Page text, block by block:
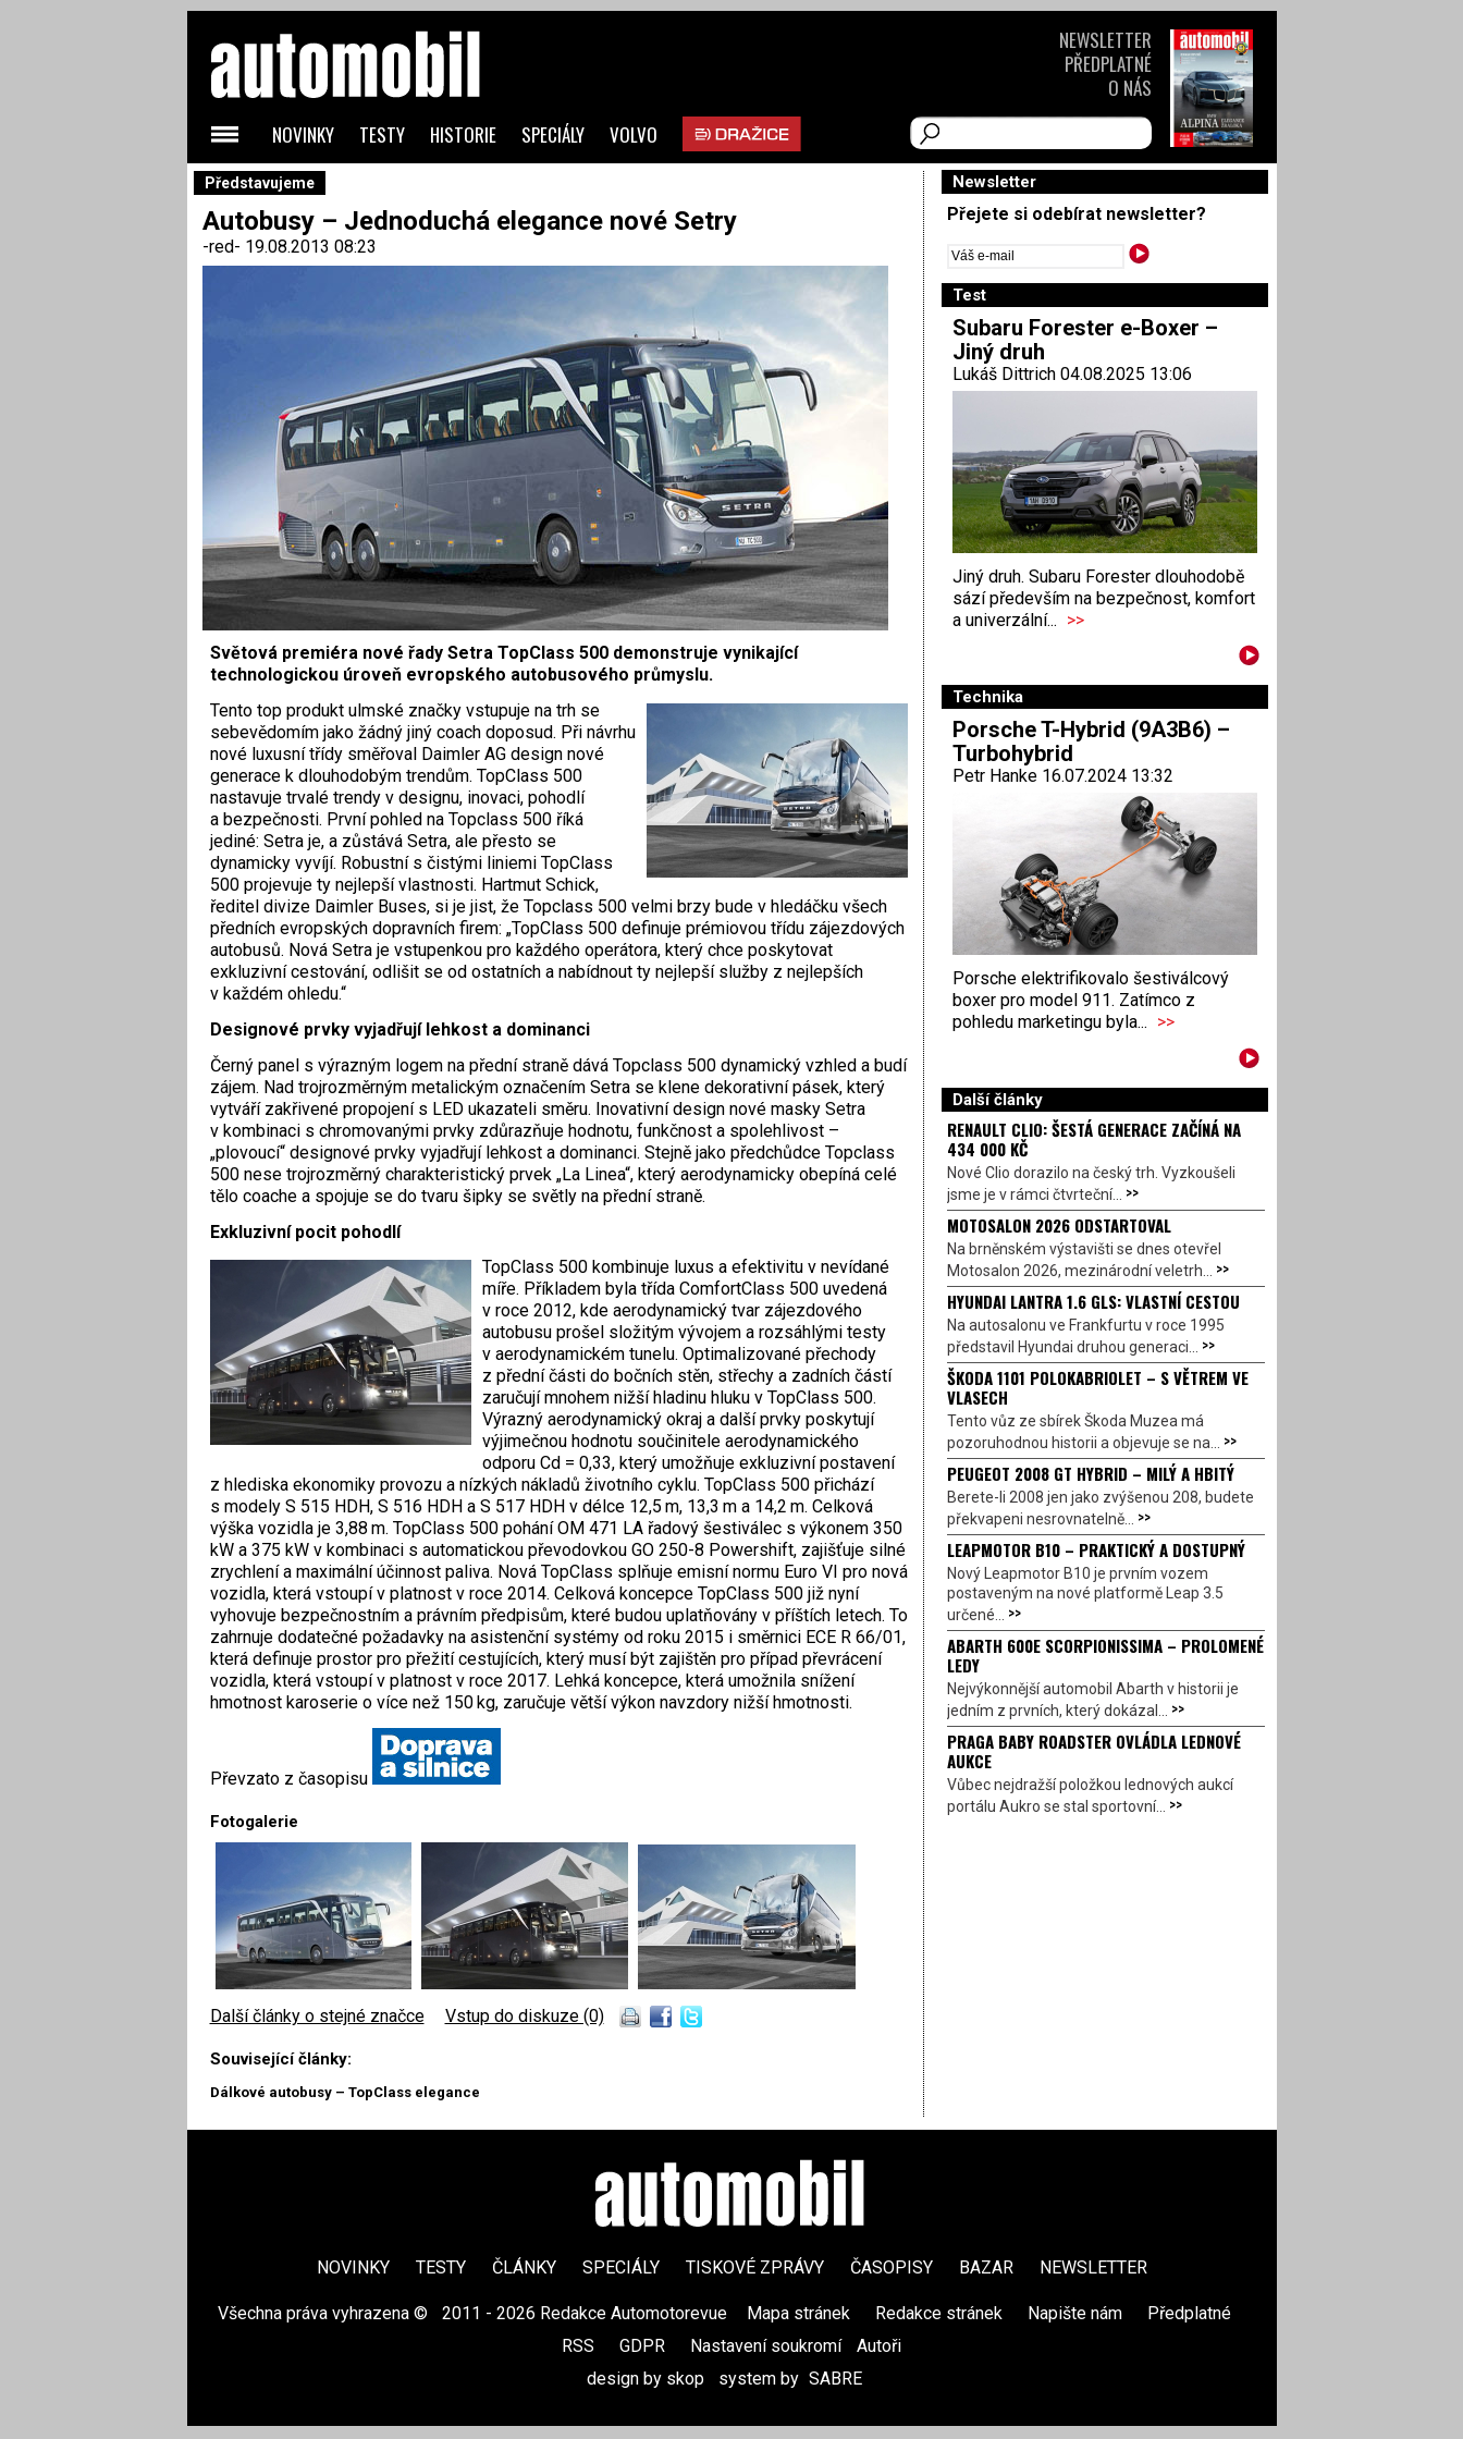
Představujeme
Autobusy – Jednoduchá elegance nové Setry
-red- 19.08.2013 08:23
Světová premiéra nové řady Setra TopClass 500 demonstruje vynikající
technologickou úroveň evropského autobusového průmyslu.
Tento top produkt ulmské značky vstupuje na trh se
sebevědomím jako žádný jiný coach doposud. Při návrhu
nové luxusní třídy směřoval Daimler AG design nové
generace k dlouhodobým trendům. TopClass 500
nastavuje trvalé trendy v designu, inovaci, pohodlí
a bezpečnosti. První pohled na Topclass 500 říká
jediné: Setra je, a zůstává Setra, ale přesto se
dynamicky vyvíjí. Robustní s čistými liniemi TopClass
500 projevuje ty nejlepší vlastnosti. Hartmut Schick,
ředitel divize Daimler Buses, si je jist, že Topclass 500 velmi brzy bude v hledáčku všech
předních evropských dopravních firem: „TopClass 500 definuje prémiovou třídu zájezdových
autobusů. Nová Setra je vstupenkou pro každého operátora, který chce poskytovat
exkluzivní cestování, odlišit se od ostatních a nabídnout ty nejlepší služby z nejlepších
v každém ohledu.“
Designové prvky vyjadřují lehkost a dominanci
Černý panel s výrazným logem na přední straně dává Topclass 500 dynamický vzhled a budí
zájem. Nad trojrozměrným metalickým označením Setra se klene dekorativní pásek, který
vytváří zakřivené propojení s LED ukazateli směru. Inovativní design nové masky Setra
v kombinaci s chromovanými prvky zdůrazňuje hodnotu, funkčnost a spolehlivost –
„plovoucí“ designové prvky vyjadřují lehkost a dominanci. Stejně jako předchůdce Topclass
500 nese trojrozměrný charakteristický prvek „La Linea“, který aerodynamicky obepíná celé
tělo coache a spojuje se do tvaru šipky se světly na přední straně.
Exkluzivní pocit pohodlí
TopClass 500 kombinuje luxus a efektivitu v nevídané
míře. Příkladem byla třída ComfortClass 500 uvedená
v roce 2012, kde aerodynamický tvar zájezdového
autobusu prošel složitým vývojem a rozsáhlými testy
v aerodynamickém tunelu. Optimalizované přechody
z přední části do bočních stěn, střechy a zadních částí
zaručují mnohem nižší hladinu hluku v TopClass 500.
Výrazný aerodynamický okraj a další prvky poskytují
výjimečnou hodnotu součinitele aerodynamického
odporu Cd = 0,33, který umožňuje exkluzivní postavení
z hlediska ekonomiky provozu a nízkých nákladů životního cyklu. TopClass 500 přichází
s modely S 515 HDH, S 516 HDH a S 517 HDH v délce 12,5 m, 13,3 m a 14,2 m. Celková
výška vozidla je 3,88 m. TopClass 500 pohání OM 471 LA řadový šestiválec s výkonem 350
kW a 375 kW v kombinaci s automatickou převodovkou GO 250-8 Powershift, zajišťuje silné
zrychlení a maximální účinnost paliva. Nová TopClass splňuje emisní normu Euro VI pro nová
vozidla, která vstoupí v platnost v roce 2014. Celková koncepce TopClass 500 již nyní
vyhovuje bezpečnostním a právním předpisům, které budou uplatňovány v příštích letech. To
zahrnuje dodatečné požadavky na asistenční systémy od roku 2015 i směrnici ECE R 66/01,
která definuje prostor pro přežití cestujících, který musí být zajištěn pro případ převrácení
vozidla, která vstoupí v platnost v roce 2017. Lehká koncepce, která umožnila snížení
hmotnost karoserie o více než 150 kg, zaručuje větší výkon navzdory nižší hmotnosti.
Převzato z časopisu
Fotogalerie
Další články o stejné značce Vstup do diskuze (0)
Související články:
Dálkové autobusy – TopClass elegance
Newsletter
Přejete si odebírat newsletter?
Test
Subaru Forester e-Boxer –
Jiný druh
Lukáš Dittrich 04.08.2025 13:06
Jiný druh. Subaru Forester dlouhodobě
sází především na bezpečnost, komfort
a univerzální... >>
Technika
Porsche T-Hybrid (9A3B6) –
Turbohybrid
Petr Hanke 16.07.2024 13:32
Porsche elektrifikovalo šestiválcový
boxer pro model 911. Zatímco z
pohledu marketingu byla... >>
Další články
RENAULT CLIO: ŠESTÁ GENERACE ZAČÍNÁ NA
434 000 KČ
Nové Clio dorazilo na český trh. Vyzkoušeli
jsme je v rámci čtvrteční... >>
MOTOSALON 2026 ODSTARTOVAL
Na brněnském výstavišti se dnes otevřel
Motosalon 2026, mezinárodní veletrh... >>
HYUNDAI LANTRA 1.6 GLS: VLASTNÍ CESTOU
Na autosalonu ve Frankfurtu v roce 1995
představil Hyundai druhou generaci... >>
ŠKODA 1101 POLOKABRIOLET – S VĚTREM VE
VLASECH
Tento vůz ze sbírek Škoda Muzea má
pozoruhodnou historii a objevuje se na... >>
PEUGEOT 2008 GT HYBRID – MILÝ A HBITÝ
Berete-li 2008 jen jako zvýšenou 208, budete
překvapeni nesrovnatelně... >>
LEAPMOTOR B10 – PRAKTICKÝ A DOSTUPNÝ
Nový Leapmotor B10 je prvním vozem
postaveným na nové platformě Leap 3.5
určené... >>
ABARTH 600E SCORPIONISSIMA – PROLOMENÉ
LEDY
Nejvýkonnější automobil Abarth v historii je
jedním z prvních, který dokázal... >>
PRAGA BABY ROADSTER OVLÁDLA LEDNOVÉ
AUKCE
Vůbec nejdražší položkou lednových aukcí
portálu Aukro se stal sportovní... >>
NOVINKY TESTY HISTORIE SPECIÁLY VOLVO
NEWSLETTER
PŘEDPLATNÉ
O NÁS
NOVINKY TESTY ČLÁNKY SPECIÁLY TISKOVÉ ZPRÁVY ČASOPISY BAZAR NEWSLETTER
Všechna práva vyhrazena © 2011 - 2026 Redakce Automotorevue Mapa stránek Redakce stránek Napište nám Předplatné
RSS
GDPR Nastavení soukromí
Autoři
design by skop
system by SABRE